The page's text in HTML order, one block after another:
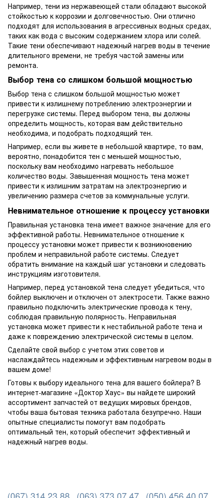
Например, тени из нержавеющей стали обладают высокой
стойкостью к коррозии и долговечностью. Они отлично
подходят для использования в агрессивных водных средах,
таких как вода с высоким содержанием хлора или солей.
Такие тени обеспечивают надежный нагрев воды в течение
длительного времени, не требуя частой замены или
ремонта.
Выбор тена со слишком большой мощностью
Выбор тена с слишком большой мощностью может
привести к излишнему потреблению электроэнергии и
перегрузке системы. Перед выбором тена, вы должны
определить мощность, которая вам действительно
необходима, и подобрать подходящий тен.
Например, если вы живете в небольшой квартире, то вам,
вероятно, понадобится тен с меньшей мощностью,
поскольку вам необходимо нагревать небольшое
количество воды. Завышенная мощность тена может
привести к излишним затратам на электроэнергию и
увеличению размера счетов за коммунальные услуги.
Невнимательное отношение к процессу установки
Правильная установка тена имеет важное значение для его
эффективной работы. Невнимательное отношение к
процессу установки может привести к возникновению
проблем и неправильной работе системы. Следует
обратить внимание на каждый шаг установки и следовать
инструкциям изготовителя.
Например, перед установкой тена следует убедиться, что
бойлер выключен и отключен от электросети. Также важно
правильно подключить электрические провода к тену,
соблюдая правильную полярность. Неправильная
установка может привести к нестабильной работе тена и
даже к повреждению электрической системы в целом.
Сделайте свой выбор с учетом этих советов и
наслаждайтесь надежным и эффективным нагревом воды в
вашем доме!
Готовы к выбору идеального тена для вашего бойлера? В
интернет-магазине «Доктор Хаус» вы найдете широкий
ассортимент запчастей от ведущих мировых брендов,
чтобы ваша бытовая техника работала безупречно. Наши
опытные специалисты помогут вам подобрать
оптимальный тен, который обеспечит эффективный и
надежный нагрев воды.